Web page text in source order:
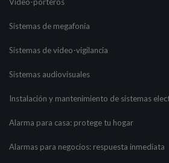
Sistemas de megafonía
Sistemas de video-vigilancia
Sistemas audiovisuales
Instalación y mantenimiento de sistemas
Alarma para casa: protege tu hogar
Alarmas para negocios: respuesta inmediata